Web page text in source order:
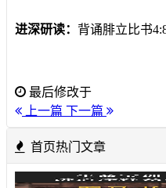
进深研读： 背诵腓立比书
最后修改于
上一篇 下一篇
首页热门文章